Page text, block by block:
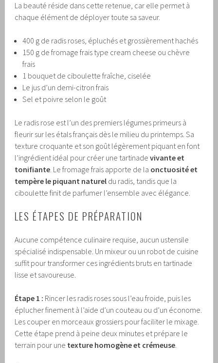
La beauté réside dans cette retenue, car elle permet à
chaque élément de déployer toute sa saveur.
400 g de radis roses, épluchés et grossièrement hachés
150 g de fromage frais type cream cheese ou chèvre
frais
1 bouquet de ciboulette fraîche, ciselée
Le jus d’un demi-citron frais
Sel et poivre selon le goût
Le radis rose est l’un des premiers légumes primeurs à
fleurir sur les étals français dès le milieu du printemps. Sa
texture croquante et son goût légèrement piquant en font
l’ingrédient idéal pour créer une tartinadevivante et
tonifiante. Le fromage frais apporte de la onctuosité et
tempère le piquant naturel du radis, tandis que la
ciboulette finit de parfumer l’ensemble avec élégance.
LES ÉTAPES DE PRÉPARATION
Aucune compétence culinaire requise, aucun ustensile
spécialisé indispensable. Un mixeur ou un robot de cuisine
suffit pour transformer ces ingrédients bruts en tartinade
lisse et savoureuse.
Étape 1 : Rincer les radis roses sous l’eau froide, puis les
éplucher finement à l’aide d’un couteau ou d’un économe.
Les couper en morceaux grossiers pour faciliter le mixage.
Cette étape prend à peine deux minutes et prépare le
terrain pour une texture homogène et crémeuse.